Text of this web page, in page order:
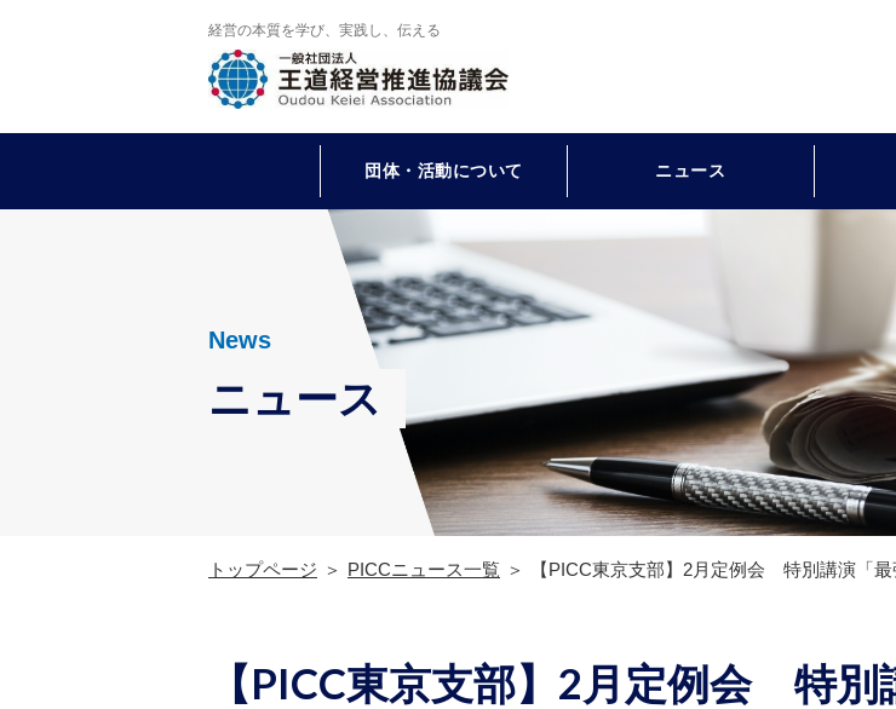
経営の本質を学び、実践し、伝える
団体・活動について ニュース
News
ニュース
トップページ PICCニュース一覧 【PICC東京支部】2月定例会 特別講演「
【PICC東京支部】2月定例会 特別